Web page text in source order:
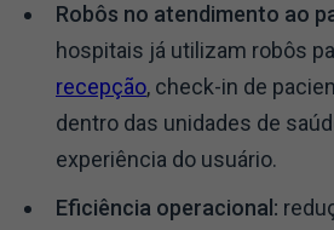
Robôs no atendimento ao
hospitais já utilizam robôs
recepção, check-in de
dentro das unidades de
experiência do usuário.
Eficiência operacional: